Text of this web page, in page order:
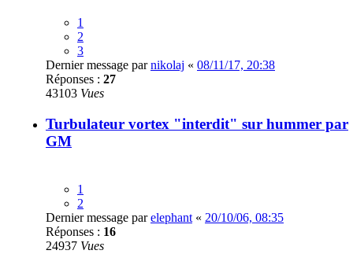
1
2
3
Dernier message parnikolaj « 08/11/17, 20:38
Réponses : 27
43103 Vues
Turbulateur vortex "interdit" sur hummer par
GM
1
2
Dernier message parelephant « 20/10/06, 08:35
Réponses : 16
24937 Vues